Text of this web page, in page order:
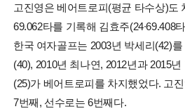
고진영은 베어트로피(평균 타수상)도
69.062타를 기록해 김효주(24∙69.408
한국 여자골프는 2003년 박세리(42)
(40), 2010년 최나연, 2012년과 2015
(25)가 베어트로피를 차지했었다. 고
7번째, 선수로는 6번째다.